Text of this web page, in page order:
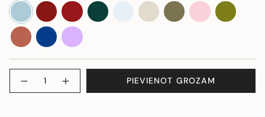
Gaiši
zila
Sarkana
Burgundija
sarkana
Tumši
zaļa
Dabīga Haki
Maigi
Sūnu
zaļa
Terakota
Tumši
zila
Violeta
PIEVIENOT GROZAM